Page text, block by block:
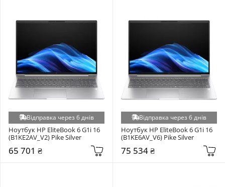
Відправка через 6 днів
Ноутбук HP EliteBook 6 G1i 16
(B1KE2AV_V2) Pike Silver
65 701 ₴
Відправка через 6 днів
Ноутбук HP EliteBook 6 G1i 16
(B1KE6AV_V6) Pike Silver
75 534 ₴